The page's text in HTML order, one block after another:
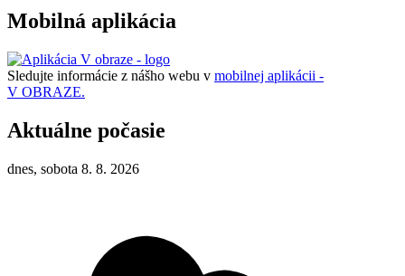
Mobilná aplikácia
Sledujte informácie z nášho webu v mobilnej aplikácii -
V OBRAZE.
Aktuálne počasie
dnes, sobota 8. 8. 2026